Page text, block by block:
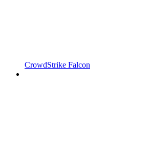
CrowdStrike Falcon